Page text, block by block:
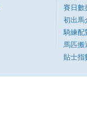
賽日數
初出馬
騎練配
馬匹搬
貼士指